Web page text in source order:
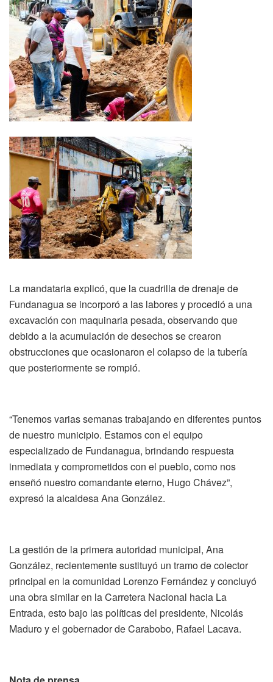
La mandataria explicó, que la cuadrilla de drenaje de
Fundanagua se incorporó a las labores y procedió a una
excavación con maquinaria pesada, observando que
debido a la acumulación de desechos se crearon
obstrucciones que ocasionaron el colapso de la tubería
que posteriormente se rompió.
“Tenemos varias semanas trabajando en diferentes puntos
de nuestro municipio. Estamos con el equipo
especializado de Fundanagua, brindando respuesta
inmediata y comprometidos con el pueblo, como nos
enseñó nuestro comandante eterno, Hugo Chávez”,
expresó la alcaldesa Ana González.
La gestión de la primera autoridad municipal, Ana
González, recientemente sustituyó un tramo de colector
principal en la comunidad Lorenzo Fernández y concluyó
una obra similar en la Carretera Nacional hacia La
Entrada, esto bajo las políticas del presidente, Nicolás
Maduro y el gobernador de Carabobo, Rafael Lacava.